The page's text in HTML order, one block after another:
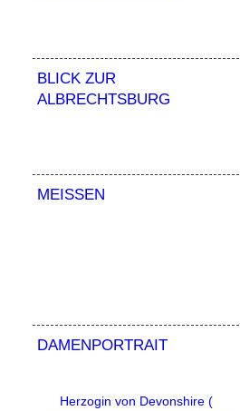
BLICK ZUR
ALBRECHTSBURG
MEISSEN
DAMENPORTRAIT
Herzogin von Devonshire (